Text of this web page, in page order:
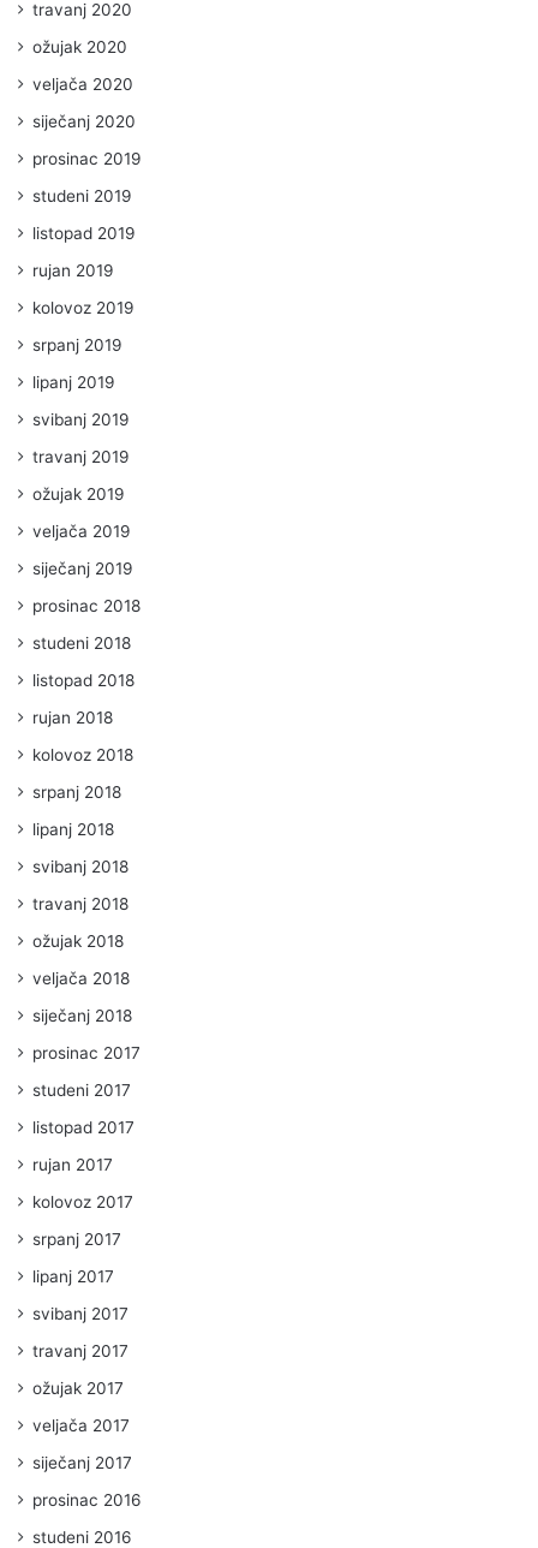
travanj 2020
ožujak 2020
veljača 2020
siječanj 2020
prosinac 2019
studeni 2019
listopad 2019
rujan 2019
kolovoz 2019
srpanj 2019
lipanj 2019
svibanj 2019
travanj 2019
ožujak 2019
veljača 2019
siječanj 2019
prosinac 2018
studeni 2018
listopad 2018
rujan 2018
kolovoz 2018
srpanj 2018
lipanj 2018
svibanj 2018
travanj 2018
ožujak 2018
veljača 2018
siječanj 2018
prosinac 2017
studeni 2017
listopad 2017
rujan 2017
kolovoz 2017
srpanj 2017
lipanj 2017
svibanj 2017
travanj 2017
ožujak 2017
veljača 2017
siječanj 2017
prosinac 2016
studeni 2016